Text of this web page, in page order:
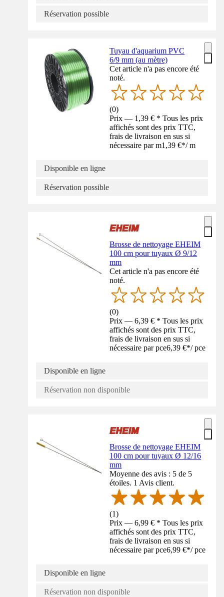
Réservation possible
Tuyau d'aquarium PVC
6/9 mm (au mètre)
Cet article n'a pas encore été
noté.
(0)
Prix — 1,39 € * Tous les prix
affichés sont des prix TTC,
frais de livraison en sus si
nécessaire par m1,39 €*/ m
Disponible en ligne
Réservation possible
Brosse de nettoyage EHEIM
100 cm pour tuyaux Ø 9/12
mm
Cet article n'a pas encore été
noté.
(0)
Prix — 6,39 € * Tous les prix
affichés sont des prix TTC,
frais de livraison en sus si
nécessaire par pce6,39 €*/ pce
Disponible en ligne
Réservation non disponible
Brosse de nettoyage EHEIM
100 cm pour tuyaux Ø 12/16
mm
Moyenne des avis : 5 de 5
étoiles. 1 Avis client.
(1)
Prix — 6,99 € * Tous les prix
affichés sont des prix TTC,
frais de livraison en sus si
nécessaire par pce6,99 €*/ pce
Disponible en ligne
Réservation non disponible